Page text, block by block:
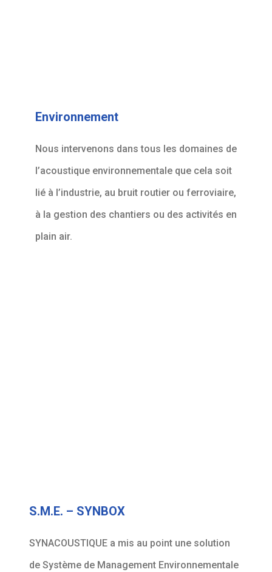
Environnement
Nous intervenons dans tous les domaines de
l’acoustique environnementale que cela soit
lié à l’industrie, au bruit routier ou ferroviaire,
à la gestion des chantiers ou des activités en
plain air.
S.M.E. – SYNBOX
SYNACOUSTIQUE a mis au point une solution
de Système de Management Environnementale